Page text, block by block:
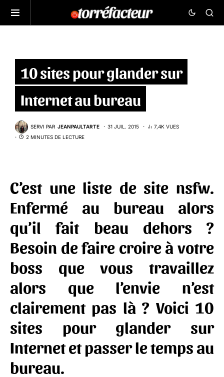
10 sites pour glander sur
Internet au bureau
SERVI PAR JEANPAULTARTE 31 JUIL. 2015
7,4K VUES
2 MINUTES DE LECTURE
C’est une liste de site nsfw.
Enfermé au bureau alors
qu’il fait beau dehors ?
Besoin de faire croire à votre
boss que vous travaillez
alors que l’envie n’est
clairement pas là ? Voici 10
sites pour glander sur
Internet et passer le temps au
bureau.